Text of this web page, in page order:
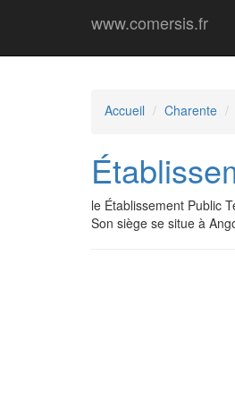
www.comersis.fr
Accueil Charente
le Établissement Public
Son siège se situe à